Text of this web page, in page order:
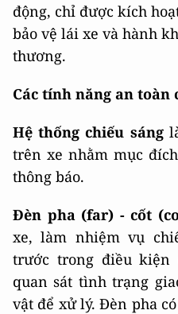
động, chỉ được kích
bảo vệ lái xe và hành
thương.
Các tính năng an toàn
Hệ thống chiếu sáng
trên xe nhằm mục
thông báo.
Đèn pha (far) - cốt
xe, làm nhiệm vụ
trước trong điều
quan sát tình trạng
vật để xử lý. Đèn pha